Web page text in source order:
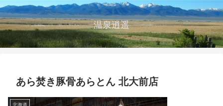
温泉逍遥
あら焚き豚骨あらとん 北大前店